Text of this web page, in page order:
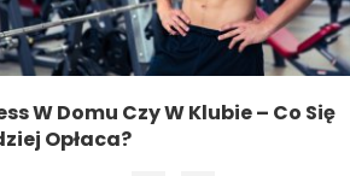
W Domu Czy W Klubie – Co Się
Opłaca?